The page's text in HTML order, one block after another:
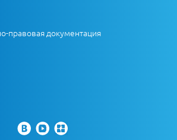
правовая документация